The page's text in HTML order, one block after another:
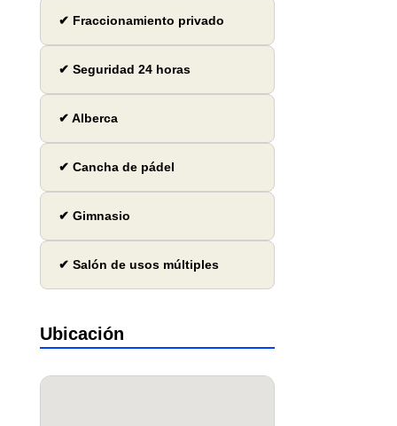
✔ Fraccionamiento privado
✔ Seguridad 24 horas
✔ Alberca
✔ Cancha de pádel
✔ Gimnasio
✔ Salón de usos múltiples
Ubicación